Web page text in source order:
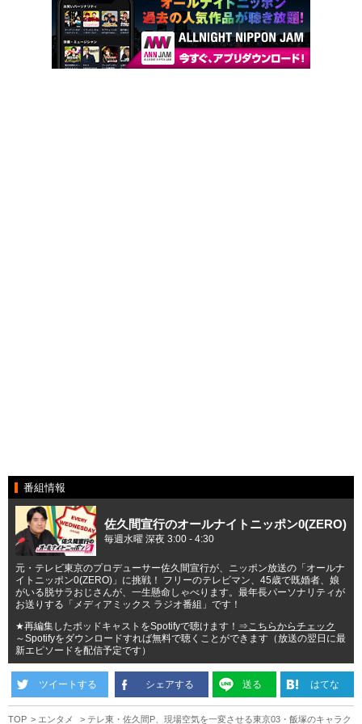
番組情報
佐久間宣行のオールナイトニッポン0(ZERO)
毎週水曜 深夜 3:00 - 4:30
元・テレビ東京のプロデューサー佐久間宣行が、ニッポン放送の「オールナ
イトニッポン0(ZERO)」に挑戦！ フリーのテレビマン、45歳で既婚者、娘
がいる脱サラおじさんが、一生懸命しゃべります。最年長パーソナリティが
お送りする「メディアミックス ラジオ番組」です！
★再編集したポッドキャストをSpotifyで聴けます！ ⇒こちらからチェック
～Spotifyをダウンロードすれば無料で聴くことができます（放送の翌日に最
新エピソードを配信予定です）
ツイートする シェアする 送る はてな
TOP エンタメ
テレ東・佐久間P、現場空気を一変させる東京03・飯塚のキャラク